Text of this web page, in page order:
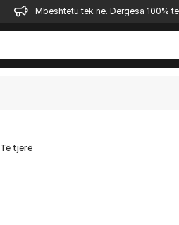
Mbështetu tek ne. Dërgesa 100%
Të tjerë